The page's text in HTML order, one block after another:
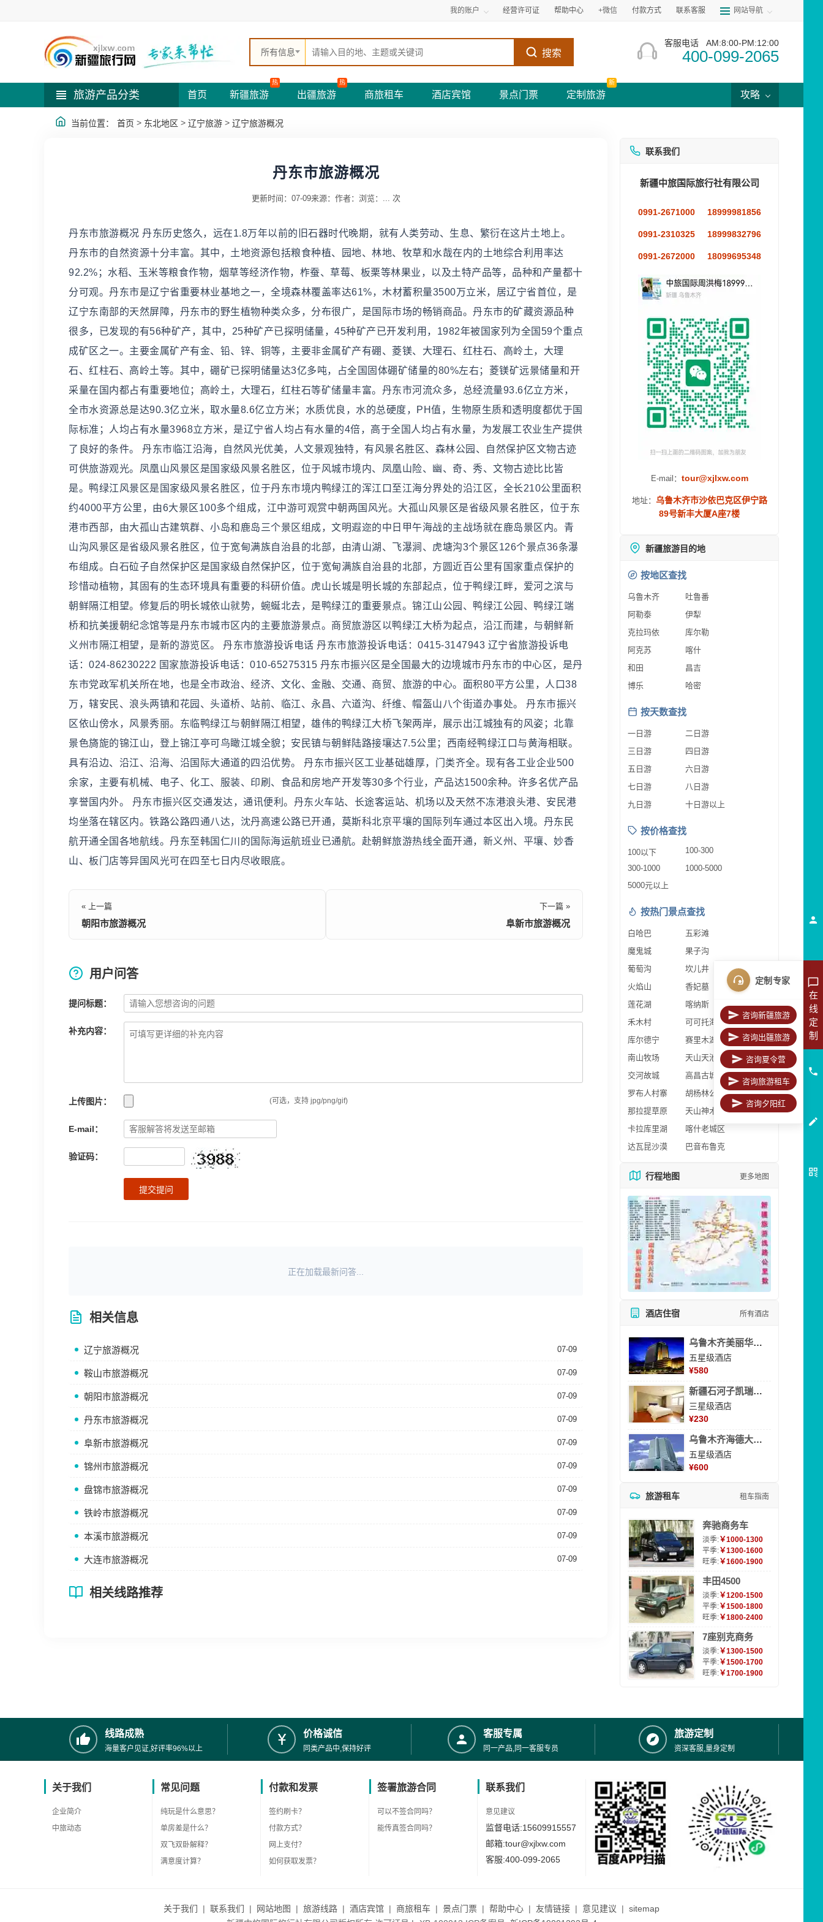
我的账户 经营许可证 帮助中心 +微信 付款方式 联系客服 网站导航
所有信息 搜索
客服电话 AM:8:00-PM:12:00
400-099-2065
旅游产品分类 首页 新疆旅游
热
出疆旅游
热
商旅租车 酒店宾馆 景点门票 定制旅游
新
攻略
当前位置： 首页 > 东北地区 > 辽宁旅游 > 辽宁旅游概况
丹东市旅游概况
更新时间：07-09来源： 作者： 浏览： ... 次
丹东市旅游概况 丹东历史悠久，远在1.8万年以前的旧石器时代晚期，就有人类劳动、生息、繁衍在这片土地上。
丹东市的自然资源十分丰富。其中，土地资源包括粮食种植、园地、林地、牧草和水哉在内的土地综合利用率达
92.2%；水稻、玉米等粮食作物，烟草等经济作物，柞蚕、草莓、板栗等林果业，以及土特产品等，品种和产量都十
分可观。丹东市是辽宁省重要林业基地之一，全境森林覆盖率达61%，木材蓄积量3500万立米，居辽宁省首位，是
辽宁东南部的天然屏障，丹东市的野生植物种类众多，分布很广，是国际市场的畅销商品。丹东市的矿藏资源品种
很多，已发现的有56种矿产，其中，25种矿产已探明储量，45种矿产已开发利用，1982年被国家列为全国59个重点
成矿区之一。主要金属矿产有金、铅、锌、铜等，主要非金属矿产有硼、菱镁、大理石、红柱石、高岭土，大理
石、红柱石、高岭土等。其中，硼矿已探明储量达3亿多吨，占全国固体硼矿储量的80%左右；菱镁矿远景储量和开
采量在国内都占有重要地位；高岭土，大理石，红柱石等矿储量丰富。丹东市河流众多，总经流量93.6亿立方米，
全市水资源总是达90.3亿立米，取水量8.6亿立方米；水质优良，水的总硬度，PH值，生物原生质和透明度都优于国
际标准；人均占有水量3968立方米，是辽宁省人均占有水量的4倍，高于全国人均占有水量，为发展工农业生产提供
了良好的条件。 丹东市临江沿海，自然风光优美，人文景观独特，有风景名胜区、森林公园、自然保护区文物古迹
可供旅游观光。凤凰山风景区是国家级风景名胜区，位于风城市境内、凤凰山险、幽、奇、秀、文物古迹比比皆
是。鸭绿江风景区是国家级风景名胜区，位于丹东市境内鸭绿江的浑江口至江海分界处的沿江区，全长210公里面积
约4000平方公里，由6大景区100多个组成，江中游可观赏中朝两国风光。大孤山风景区是省级风景名胜区，位于东
港市西部，由大孤山古建筑群、小岛和鹿岛三个景区组成，文明遐迩的中日甲午海战的主战场就在鹿岛景区内。青
山沟风景区是省级风景名胜区，位于宽甸满族自治县的北部，由清山湖、飞瀑涧、虎塘沟3个景区126个景点36条瀑
布组成。白石砬子自然保护区是国家级自然保护区，位于宽甸满族自治县的北部，方圆近百公里有国家重点保护的
珍惜动植物，其固有的生态环境具有重要的科研价值。虎山长城是明长城的东部起点，位于鸭绿江畔，爱河之滨与
朝鲜隔江相望。修复后的明长城依山就势，蜿蜒北去，是鸭绿江的重要景点。锦江山公园、鸭绿江公园、鸭绿江端
桥和抗美援朝纪念馆等是丹东市城市区内的主要旅游景点。商贸旅游区以鸭绿江大桥为起点，沿江而建，与朝鲜新
义州市隔江相望，是新的游览区。 丹东市旅游投诉电话 丹东市旅游投诉电话：0415-3147943 辽宁省旅游投诉电
话：024-86230222 国家旅游投诉电话：010-65275315 丹东市振兴区是全国最大的边境城市丹东市的中心区，是丹
东市党政军机关所在地，也是全市政治、经济、文化、金融、交通、商贸、旅游的中心。面积80平方公里，人口38
万，辖安民、浪头两镇和花园、头道桥、站前、临江、永昌、六道沟、纤维、帽盔山八个街道办事处。 丹东市振兴
区依山傍水，风景秀丽。东临鸭绿江与朝鲜隔江相望，雄伟的鸭绿江大桥飞架两岸，展示出江城独有的风姿；北靠
景色旖旎的锦江山，登上锦江亭可鸟瞰江城全貌；安民镇与朝鲜陆路接壤达7.5公里；西南经鸭绿江口与黄海相联。
具有沿边、沿江、沿海、沿国际大通道的四沿优势。 丹东市振兴区工业基础雄厚，门类齐全。现有各工业企业500
余家，主要有机械、电子、化工、服装、印刷、食品和房地产开发等30多个行业，产品达1500余种。许多名优产品
享誉国内外。 丹东市振兴区交通发达，通讯便利。丹东火车站、长途客运站、机场以及天然不冻港浪头港、安民港
均坐落在辖区内。铁路公路四通八达，沈丹高速公路已开通，莫斯科北京平壤的国际列车通过本区出入境。丹东民
航开通全国各地航线。丹东至韩国仁川的国际海运航班业已通航。赴朝鲜旅游热线全面开通，新义州、平壤、妙香
山、板门店等异国风光可在四至七日内尽收眼底。
« 上一篇
朝阳市旅游概况
下一篇 »
阜新市旅游概况
用户问答
提问标题：
补充内容：
上传图片： (可选，支持 jpg/png/gif)
E-mail：
验证码：
提交提问
正在加载最新问答...
相关信息
辽宁旅游概况 07-09
鞍山市旅游概况 07-09
朝阳市旅游概况 07-09
丹东市旅游概况 07-09
阜新市旅游概况 07-09
锦州市旅游概况 07-09
盘锦市旅游概况 07-09
铁岭市旅游概况 07-09
本溪市旅游概况 07-09
大连市旅游概况 07-09
相关线路推荐
联系我们
新疆中旅国际旅行社有限公司
0991-2671000 18999981856
0991-2310325 18999832796
0991-2672000 18099695348
E-mail： tour@xjlxw.com
地址： 乌鲁木齐市沙依巴克区伊宁路
89号新丰大厦A座7楼
新疆旅游目的地
按地区查找
乌鲁木齐
吐鲁番
阿勒泰
伊犁
克拉玛依
库尔勒
阿克苏
喀什
和田
昌吉
博乐
哈密
按天数查找
一日游
二日游
三日游
四日游
五日游
六日游
七日游
八日游
九日游
十日游以上
按价格查找
100以下
100-300
300-1000
1000-5000
5000元以上
按热门景点查找
白哈巴
五彩滩
魔鬼城
果子沟
葡萄沟
坎儿井
火焰山
香妃墓
莲花湖
喀纳斯
禾木村
可可托海
库尔德宁
赛里木湖
南山牧场
天山天池
交河故城
高昌古城
罗布人村寨
胡杨林公园
那拉提草原
天山神木园
卡拉库里湖
喀什老城区
达瓦昆沙漠
巴音布鲁克
行程地图 更多地图
酒店住宿 所有酒店
乌鲁木齐美丽华大酒
五星级酒店
¥580
新疆石河子凯瑞酒店
三星级酒店
¥230
乌鲁木齐海德大酒店
五星级酒店
¥600
旅游租车 租车指南
奔驰商务车
淡季:￥1000-1300
平季:￥1300-1600
旺季:￥1600-1900
丰田4500
淡季:￥1200-1500
平季:￥1500-1800
旺季:￥1800-2400
7座别克商务
淡季:￥1300-1500
平季:￥1500-1700
旺季:￥1700-1900
线路成熟
海量客户见证,好评率96%以上
价格诚信
同类产品中,保持好评
客服专属
同一产品,同一客服专员
旅游定制
资深客服,量身定制
关于我们
企业简介
中旅动态
常见问题
纯玩是什么意思？
单房差是什么？
双飞双卧解释？
满意度计算？
付款和发票
签约刷卡？
付款方式？
网上支付？
如何获取发票？
签署旅游合同
可以不签合同吗？
能传真签合同吗？
联系我们
意见建议
监督电话:15609915557
邮箱:tour@xjlxw.com
客服:400-099-2065
关于我们 | 联系我们 | 网站地图 | 旅游线路 | 酒店宾馆 | 商旅租车 | 景点门票 | 帮助中心 | 友情链接 | 意见建议 | sitemap
在
线
定
制
定制专家
咨询新疆旅游
咨询出疆旅游
咨询夏令营
咨询旅游租车
咨询夕阳红